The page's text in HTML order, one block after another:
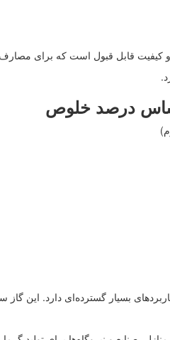
درصد خلوص
بسیار گسترده‌ای دارد. این